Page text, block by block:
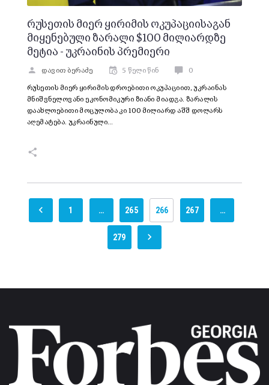
რუსეთის მიერ ყირიმის ოკუპაციისაგან
მიყენებული ზარალი $100 მილიარდზე
მეტია - უკრაინის პრემიერი
დავით ბერაძე 5 წელი წინ 0
რუსეთის მიერ ყირიმის დროებითი ოკუპაციით, უკრაინას
მნიშვნელოვანი ეკონომიკური ზიანი მიადგა. ზარალის
დაახლოებითი მოცულობა კი 100 მილიარდ აშშ დოლარს
აღემატება. უკრაინული…
1 … 265 266 267 …
279